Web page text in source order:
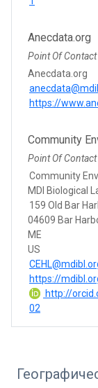
Anecdata.org
Point Of Contact
Anecdata.org
https://
Community
Point Of Contact
Community
MDI Biological
159 Old Bar
04609 Bar
ME
US
https://
http://
02